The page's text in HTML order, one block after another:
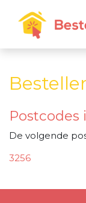
Postcodes
De volgende
3256